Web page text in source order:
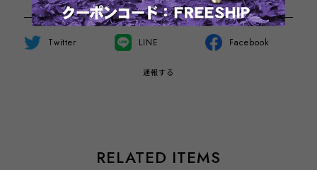
Twitter LINE Facebook
通報する
RELATED ITEMS